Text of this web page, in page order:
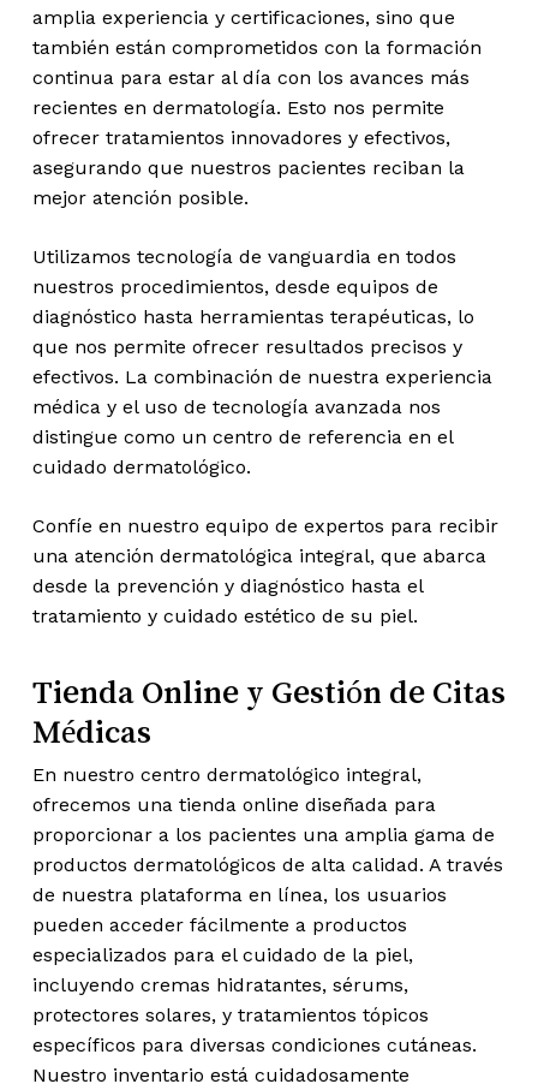
amplia experiencia y certificaciones, sino que
también están comprometidos con la formación
continua para estar al día con los avances más
recientes en dermatología. Esto nos permite
ofrecer tratamientos innovadores y efectivos,
asegurando que nuestros pacientes reciban la
mejor atención posible.
Utilizamos tecnología de vanguardia en todos
nuestros procedimientos, desde equipos de
diagnóstico hasta herramientas terapéuticas, lo
que nos permite ofrecer resultados precisos y
efectivos. La combinación de nuestra experiencia
médica y el uso de tecnología avanzada nos
distingue como un centro de referencia en el
cuidado dermatológico.
Confíe en nuestro equipo de expertos para recibir
una atención dermatológica integral, que abarca
desde la prevención y diagnóstico hasta el
tratamiento y cuidado estético de su piel.
Tienda Online y Gestión de Citas
Médicas
En nuestro centro dermatológico integral,
ofrecemos una tienda online diseñada para
proporcionar a los pacientes una amplia gama de
productos dermatológicos de alta calidad. A través
de nuestra plataforma en línea, los usuarios
pueden acceder fácilmente a productos
especializados para el cuidado de la piel,
incluyendo cremas hidratantes, sérums,
protectores solares, y tratamientos tópicos
específicos para diversas condiciones cutáneas.
Nuestro inventario está cuidadosamente